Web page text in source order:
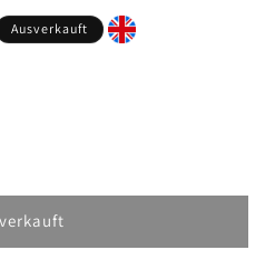
Ausverkauft